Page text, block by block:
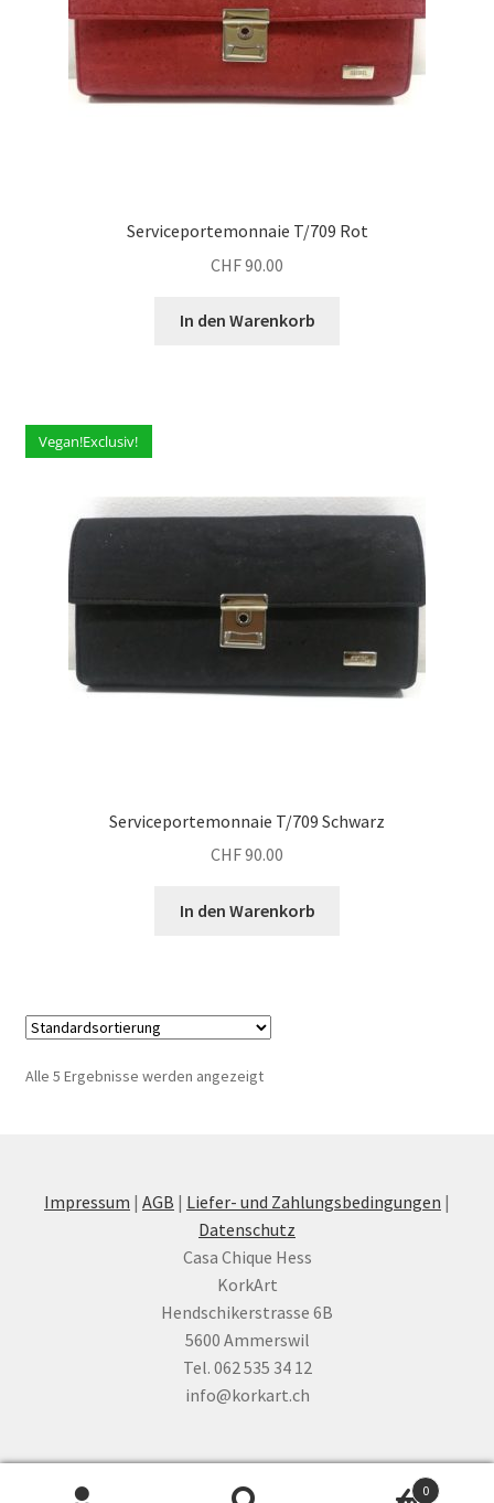
Serviceportemonnaie T/709 Rot
CHF90.00
In den Warenkorb
Vegan!Exclusiv!
Serviceportemonnaie T/709 Schwarz
CHF90.00
In den Warenkorb
Alle 5 Ergebnisse werden angezeigt
Impressum | AGB | Liefer- und Zahlungsbedingungen |
Datenschutz
Casa Chique Hess
KorkArt
Hendschikerstrasse 6B
5600 Ammerswil
Tel. 062 535 34 12
info@korkart.ch
0